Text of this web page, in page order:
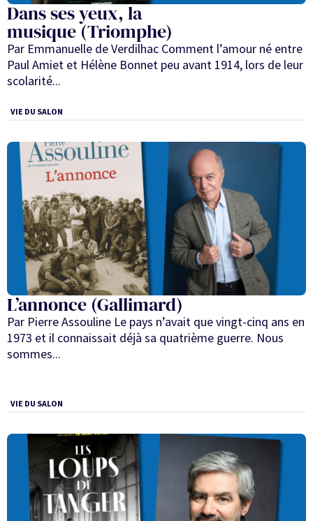
Dans ses yeux, la
musique (Triomphe)
Par Emmanuelle de Verdilhac Comment l’amour né entre
Paul Amiet et Hélène Bonnet peu avant 1914, lors de leur
scolarité...
VIE DU SALON
L’annonce (Gallimard)
Par Pierre Assouline Le pays n’avait que vingt-cinq ans en
1973 et il connaissait déjà sa quatrième guerre. Nous
sommes...
VIE DU SALON